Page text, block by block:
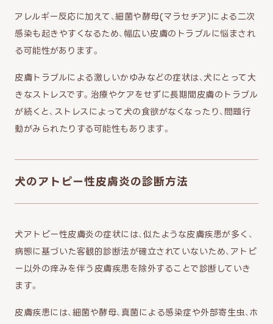
アレルギー反応に加えて、細菌や酵母(マラセチア)による二次
感染も起きやすくなるため、幅広い皮膚のトラブルに悩まされ
る可能性があります。
皮膚トラブルによる激しいかゆみなどの症状は、犬にとって大
きなストレスです。治療やケアをせずに長期間皮膚のトラブル
が続くと、ストレスによって犬の食欲がなくなったり、問題行
動がみられたりする可能性もあります。
犬のアトピー性皮膚炎の診断方法
犬アトピー性皮膚炎の症状には、似たような皮膚疾患が多く、
病態に基づいた客観的診断法が確立されていないため、アトピ
ー以外の痒みを伴う皮膚疾患を除外することで診断していき
ます。
皮膚疾患には、細菌や酵母、真菌による感染症や外部寄生虫、ホ